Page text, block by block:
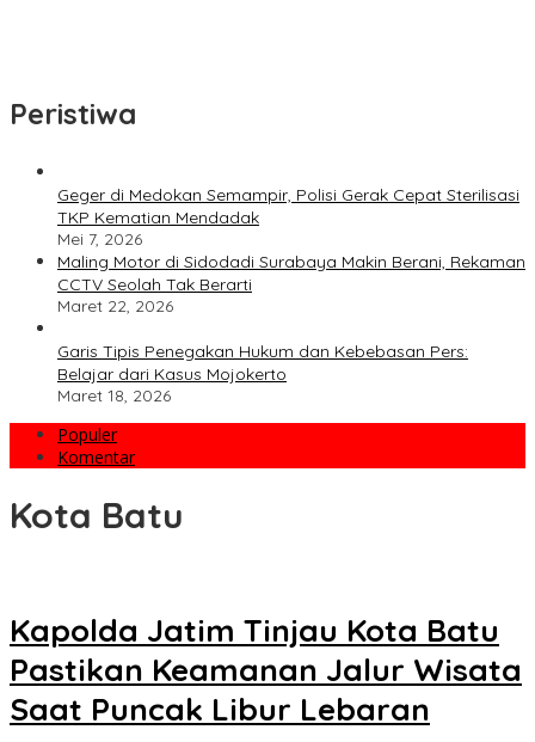
Peristiwa
Geger di Medokan Semampir, Polisi Gerak Cepat Sterilisasi
TKP Kematian Mendadak
Mei 7, 2026
Maling Motor di Sidodadi Surabaya Makin Berani, Rekaman
CCTV Seolah Tak Berarti
Maret 22, 2026
Garis Tipis Penegakan Hukum dan Kebebasan Pers:
Belajar dari Kasus Mojokerto
Maret 18, 2026
Populer
Komentar
Kota Batu
Kapolda Jatim Tinjau Kota Batu
Pastikan Keamanan Jalur Wisata
Saat Puncak Libur Lebaran